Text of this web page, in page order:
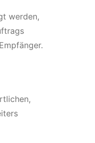
werden,